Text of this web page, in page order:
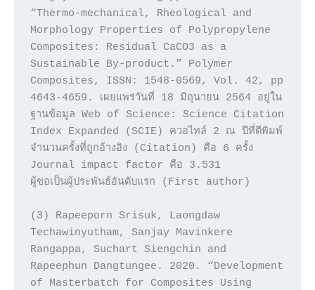
“Thermo-mechanical, Rheological and
Morphology Properties of Polypropylene
Composites: Residual CaCO3 as a
Sustainable By-product.” Polymer
Composites, ISSN: 1548-0569, Vol. 42, pp
4643-4659. เผยแพร่วันที่ 18 มิถุนายน 2564 อยู่ใน
ฐานข้อมูล Web of Science: Science Citation
Index Expanded (SCIE) ควอไทล์ 2 ณ ปีที่ตีพิมพ์
จำนวนครั้งที่ถูกอ้างอิง (Citation) คือ 6 ครั้ง
Journal impact factor คือ 3.531
ผู้ขอเป็นผู้ประพันธ์อันดับแรก (First author)
(3) Rapeeporn Srisuk, Laongdaw
Techawinyutham, Sanjay Mavinkere
Rangappa, Suchart Siengchin and
Rapeephun Dangtungee. 2020. “Development
of Masterbatch for Composites Using